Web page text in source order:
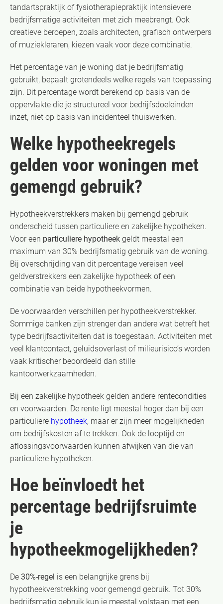
tandartspraktijk of fysiotherapiepraktijk intensievere
bedrijfsmatige activiteiten met zich meebrengt. Ook
creatieve beroepen, zoals architecten, grafisch ontwerpers
of muziekleraren, kiezen vaak voor deze combinatie.
Het percentage van je woning dat je bedrijfsmatig
gebruikt, bepaalt grotendeels welke regels van toepassing
zijn. Dit percentage wordt berekend op basis van de
oppervlakte die je structureel voor bedrijfsdoeleinden
inzet, niet op basis van incidenteel thuiswerken.
Welke hypotheekregels
gelden voor woningen met
gemengd gebruik?
Hypotheekverstrekkers maken bij gemengd gebruik
onderscheid tussen particuliere en zakelijke hypotheken.
Voor een particuliere hypotheek geldt meestal een
maximum van 30% bedrijfsmatig gebruik van de woning.
Bij overschrijding van dit percentage vereisen veel
geldverstrekkers een zakelijke hypotheek of een
combinatie van beide hypotheekvormen.
De voorwaarden verschillen per hypotheekverstrekker.
Sommige banken zijn strenger dan andere wat betreft het
type bedrijfsactiviteiten dat is toegestaan. Activiteiten met
veel klantcontact, geluidsoverlast of milieurisico’s worden
vaak kritischer beoordeeld dan stille
kantoorwerkzaamheden.
Bij een zakelijke hypotheek gelden andere rentecondities
en voorwaarden. De rente ligt meestal hoger dan bij een
particuliere hypotheek, maar er zijn meer mogelijkheden
om bedrijfskosten af te trekken. Ook de looptijd en
aflossingsvoorwaarden kunnen afwijken van die van
particuliere hypotheken.
Hoe beïnvloedt het
percentage bedrijfsruimte
je
hypotheekmogelijkheden?
De 30%-regel is een belangrijke grens bij
hypotheekverstrekking voor gemengd gebruik. Tot 30%
bedrijfsmatig gebruik kun je meestal volstaan met een